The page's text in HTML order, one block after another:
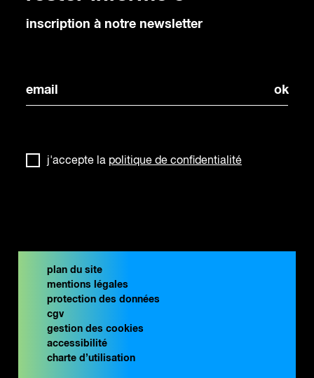
inscription à notre newsletter
j'accepte la politique de confidentialité
plan du site
mentions légales
protection des données
cgv
gestion des cookies
accessibilité
charte d’utilisation